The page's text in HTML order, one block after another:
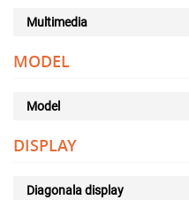
Multimedia
MODEL
Model
DISPLAY
Diagonala display